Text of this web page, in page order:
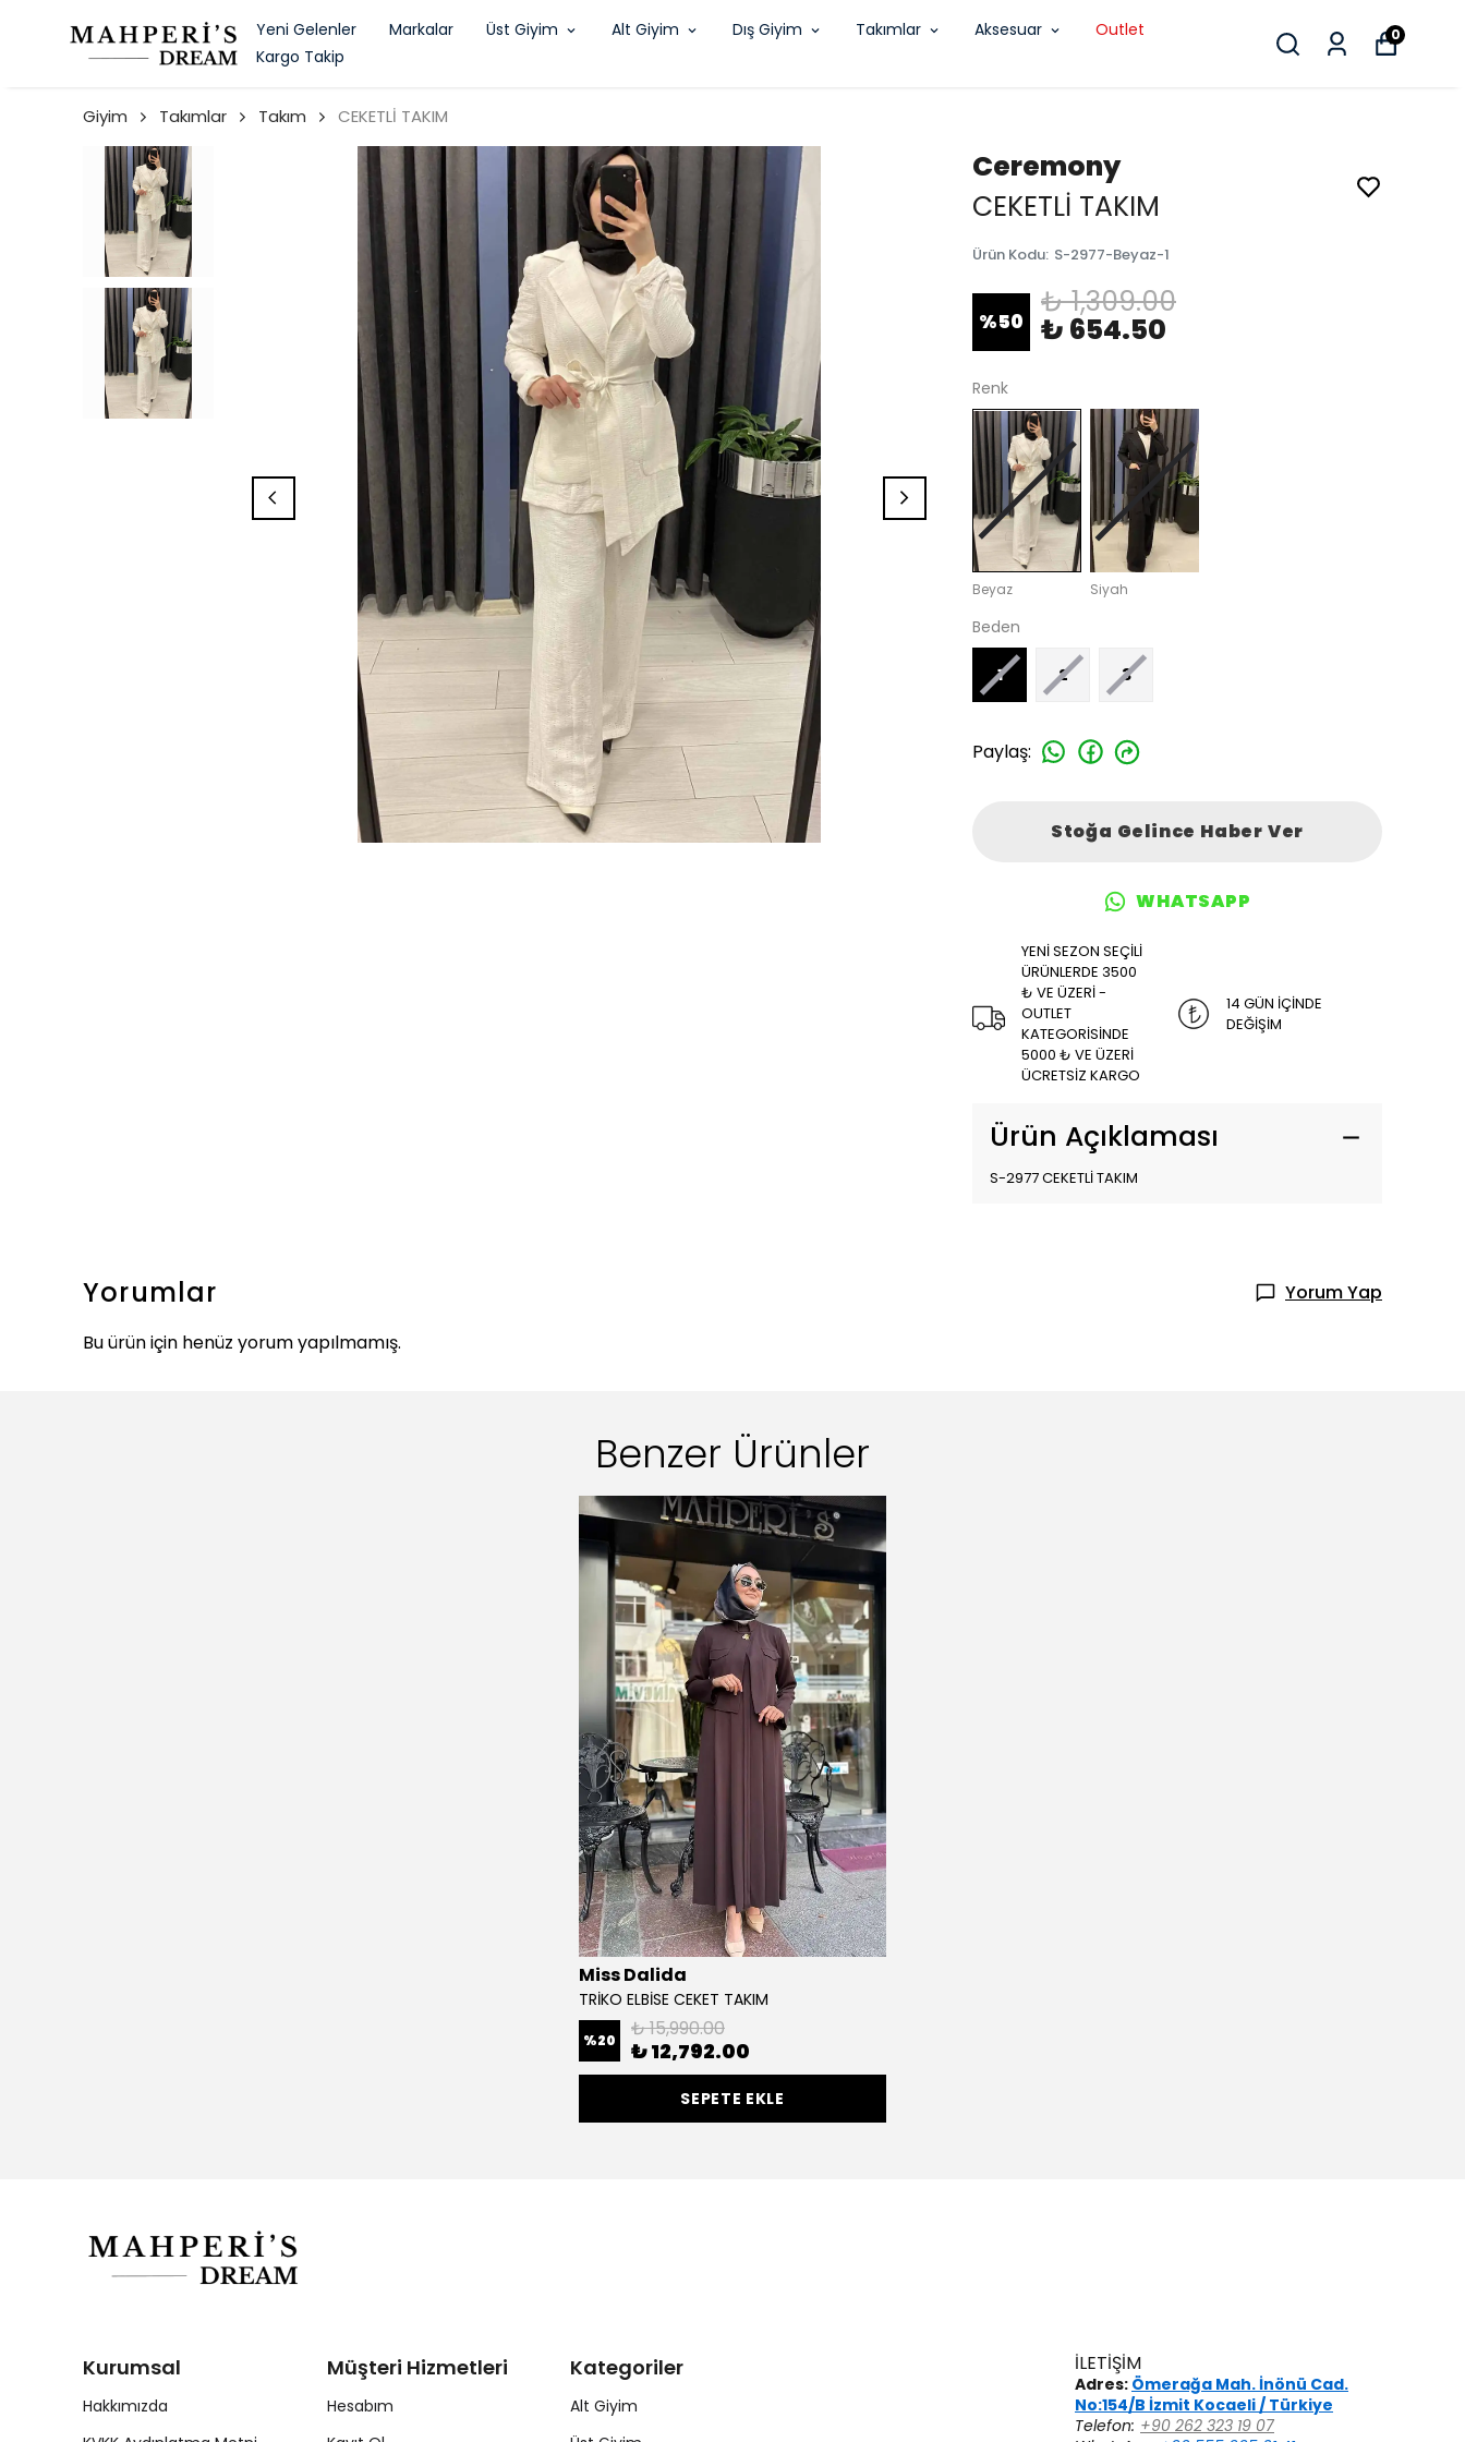
Yeni Gelenler Markalar Üst Giyim Alt Giyim Dış Giyim Takımlar Aksesuar
Outlet
Kargo Takip
0
Giyim Takımlar Takım CEKETLİ TAKIM
Ceremony
CEKETLİ TAKIM
Ürün Kodu: S-2977-Beyaz-1
%50
₺ 1,309.00
₺ 654.50
Renk
Beyaz Siyah
Beden
1 2 3
Paylaş:
Stoğa Gelince Haber Ver
WHATSAPP
YENİ SEZON SEÇİLİ
ÜRÜNLERDE 3500
₺ VE ÜZERİ -
OUTLET
KATEGORİSİNDE
5000 ₺ VE ÜZERİ
ÜCRETSİZ KARGO
14 GÜN İÇİNDE
DEĞİŞİM
Ürün Açıklaması
S-2977 CEKETLİ TAKIM
Yorumlar
Yorum Yap
Bu ürün için henüz yorum yapılmamış.
Benzer Ürünler
Miss Dalida
TRİKO ELBİSE CEKET TAKIM
%20 ₺ 15,990.00
₺ 12,792.00
SEPETE EKLE
Kurumsal
Hakkımızda
Müşteri Hizmetleri
Hesabım
Kategoriler
Alt Giyim
İLETİŞİM
Adres: Ömerağa Mah. İnönü Cad.
No:154/B İzmit Kocaeli / Türkiye
Telefon: +90 262 323 19 07